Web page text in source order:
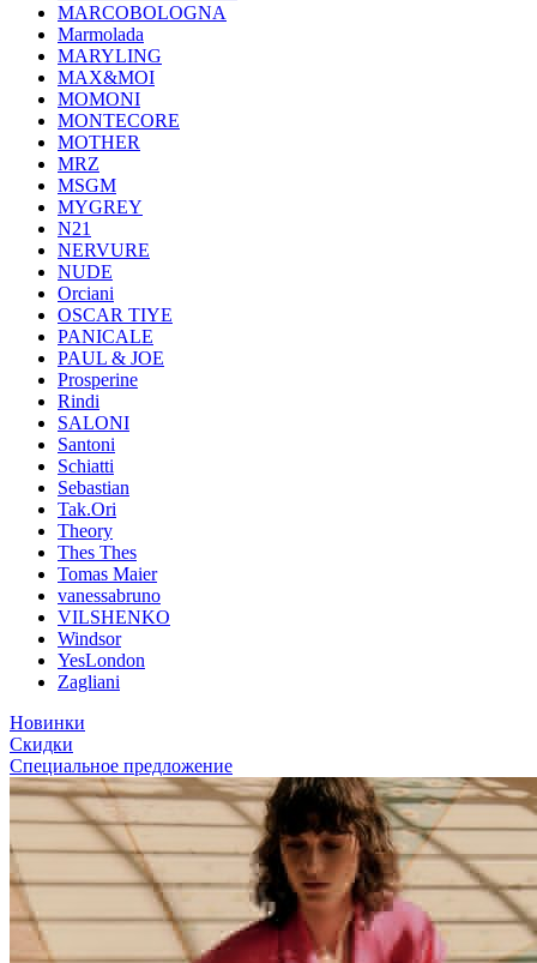
MARCOBOLOGNA
Marmolada
MARYLING
MAX&MOI
MOMONI
MONTECORE
MOTHER
MRZ
MSGM
MYGREY
N21
NERVURE
NUDE
Orciani
OSCAR TIYE
PANICALE
PAUL & JOE
Prosperine
Rindi
SALONI
Santoni
Schiatti
Sebastian
Tak.Ori
Theory
Thes Thes
Tomas Maier
vanessabruno
VILSHENKO
Windsor
YesLondon
Zagliani
Новинки
Скидки
Специальное предложение